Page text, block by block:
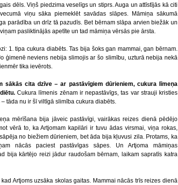
dēls. Viņš piedzima veselīgs un stiprs. Auga un attīstījās kā citi
viņu sāka piemeklēt savādas slāpes. Māmiņa sākumā
parādība un drīz tā pazudīs. Bet bērnam slāpa arvien biežāk un
pasliktinājās apetīte un tad māmiņa vērsās pie ārsta.
1. tipa cukura diabēts. Tas bija šoks gan mammai, gan bērnam.
ģimenē neviens nebija slimojis ar šo slimību, uzturā nebija nekā
tika ievērots.
sākās cita dzīve – ar pastāvīgiem dūrieniem, cukura līmeņa
Cukura līmenis zēnam ir nepastāvīgs, tas var strauji kristies
tāda nu ir šī viltīgā slimība cukura diabēts.
mērīšana bija jāveic pastāvīgi, vairākas reizes dienā pēdējo
vērā to, ka Artjomam kapilāri ir tuvu ādas virsmai, viņa rokas,
no biežiem dūrieniem, bet āda bija kļuvusi zila. Protams, ka
nācās paciest pastāvīgas sāpes. Un Artjoma māmiņas
bija kārtējo reizi jādur raudošam bērnam, laikam sapratīs katra
Artjoms uzsāka skolas gaitas. Mammai nācās trīs reizes dienā